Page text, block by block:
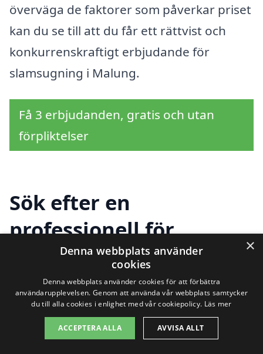
överväga de faktorer som påverkar priset
kan du se till att du får ett rättvist och
konkurrenskraftigt erbjudande för
slamsugning i Malung.
Få 3 erbjudanden, gratis och utan
förpliktelser
Sök efter en
professionell för
slamsugning i andra
städer nära Malung
Att hitta ett pålitligt företag för
×
Denna webbplats använder
cookies
Denna webbplats använder cookies för att förbättra
användarupplevelsen. Genom att använda vår webbplats samtycker
du till alla cookies i enlighet med vår cookiepolicy. Läs mer
ACCEPTERA ALLA AVVISA ALLT